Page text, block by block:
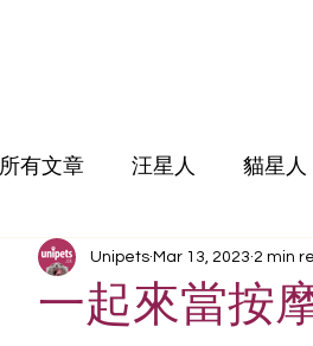
所有文章 汪星人 貓星人
一起來當按
Unipets Mar 13, 2023 2 min